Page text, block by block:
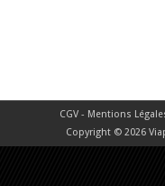
CGV - Mentions
Copyright © 2026